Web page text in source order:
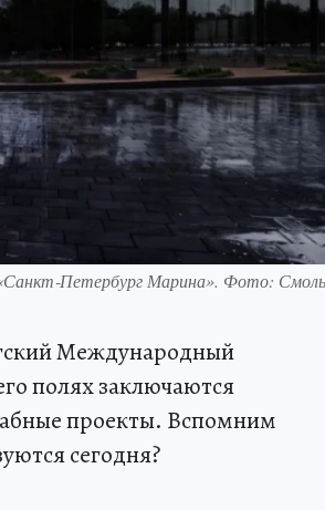
Марина». Фото:
Международный
полях заключаются
проекты. Вспомним
сегодня?